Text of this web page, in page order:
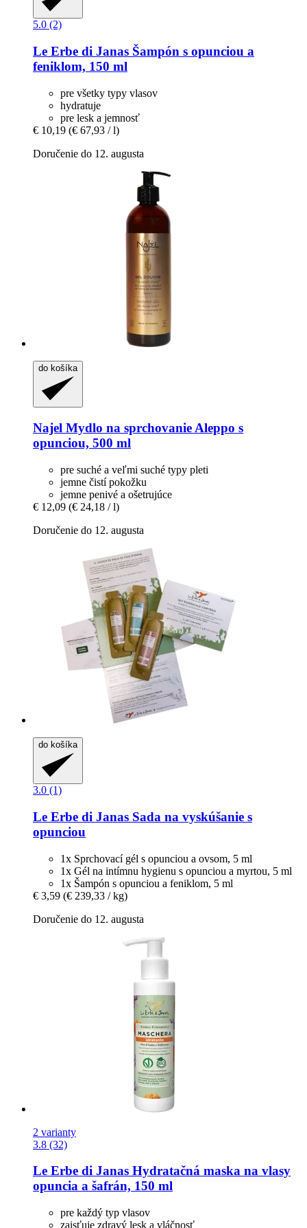
5.0 (2)
Le Erbe di Janas Šampón s opunciou a
feniklom, 150 ml
pre všetky typy vlasov
hydratuje
pre lesk a jemnosť
€ 10,19 (€ 67,93 / l)
Doručenie do 12. augusta
do košíka
Najel Mydlo na sprchovanie Aleppo s
opunciou, 500 ml
pre suché a veľmi suché typy pleti
jemne čistí pokožku
jemne penivé a ošetrujúce
€ 12,09 (€ 24,18 / l)
Doručenie do 12. augusta
do košíka
3.0 (1)
Le Erbe di Janas Sada na vyskúšanie s
opunciou
1x Sprchovací gél s opunciou a ovsom, 5 ml
1x Gél na intímnu hygienu s opunciou a myrtou, 5 ml
1x Šampón s opunciou a feniklom, 5 ml
€ 3,59 (€ 239,33 / kg)
Doručenie do 12. augusta
2 varianty
3.8 (32)
Le Erbe di Janas Hydratačná maska ​​na vlasy
opuncia a šafrán, 150 ml
pre každý typ vlasov
zaisťuje zdravý lesk a vláčnosť